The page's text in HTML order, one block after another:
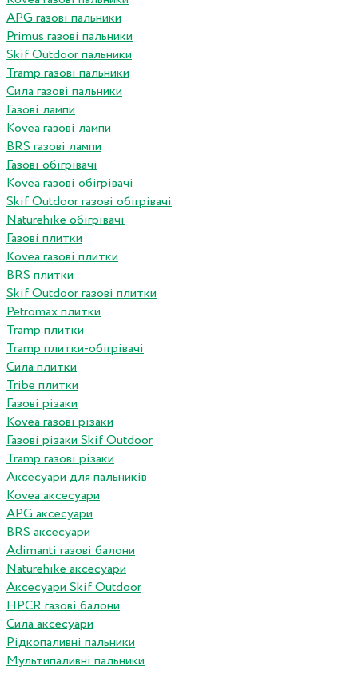
APG газові пальники
Primus газові пальники
Skif Outdoor пальники
Tramp газові пальники
Сила газові пальники
Газові лампи
Kovea газові лампи
BRS газові лампи
Газові обігрівачі
Kovea газові обігрівачі
Skif Outdoor газові обігрівачі
Naturehike обігрівачі
Газові плитки
Kovea газові плитки
BRS плитки
Skif Outdoor газові плитки
Petromax плитки
Tramp плитки
Tramp плитки-обігрівачі
Сила плитки
Tribe плитки
Газові різаки
Kovea газові різаки
Газові різаки Skif Outdoor
Tramp газові різаки
Аксесуари для пальників
Kovea аксесуари
APG аксесуари
BRS аксесуари
Adimanti газові балони
Naturehike аксесуари
Аксесуари Skif Outdoor
HPCR газові балони
Сила аксесуари
Рідкопаливні пальники
Мультипаливні пальники